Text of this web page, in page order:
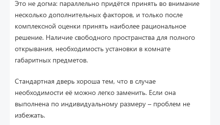
Это не догма: параллельно придётся принять во внимание
несколько дополнительных факторов, и только после
комплексной оценки принять наиболее рациональное
решение. Наличие свободного пространства для полного
открывания, необходимость установки в комнате
габаритных предметов.
Стандартная дверь хороша тем, что в случае
необходимости её можно легко заменить. Если она
выполнена по индивидуальному размеру – проблем не
избежать.